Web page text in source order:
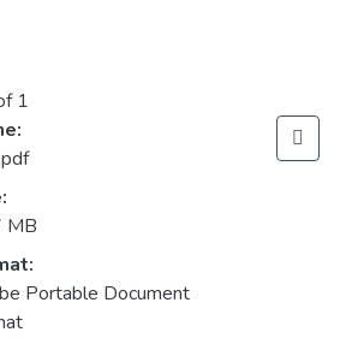
1
MB
Portable Document